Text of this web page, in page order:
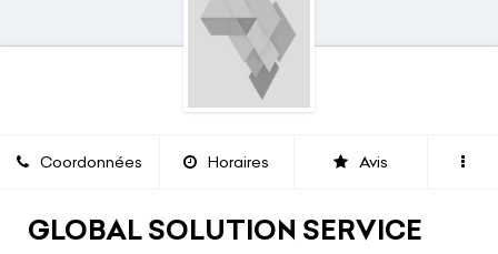
Coordonnées Horaires Avis
GLOBAL SOLUTION SERVICE